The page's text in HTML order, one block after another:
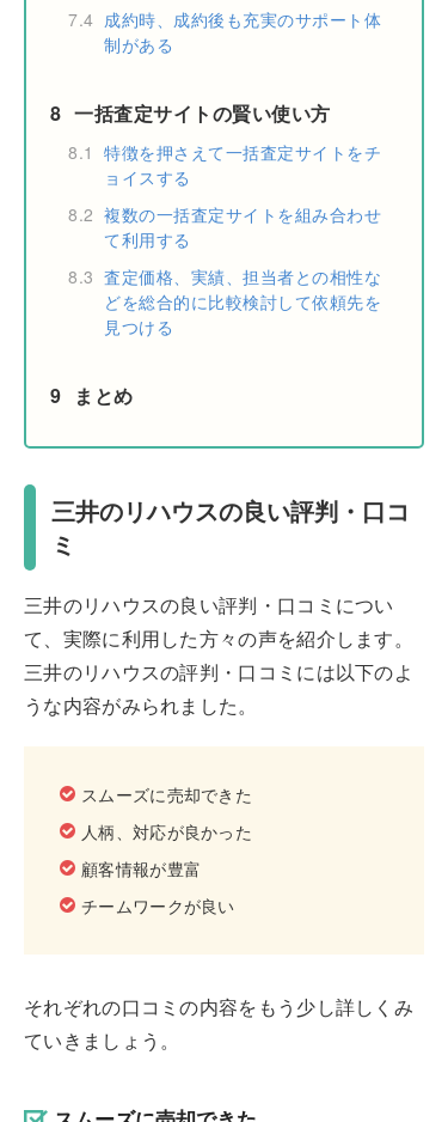
7.4 成約時、成約後も充実のサポート体
制がある
8 一括査定サイトの賢い使い方
8.1 特徴を押さえて一括査定サイトをチ
ョイスする
8.2 複数の一括査定サイトを組み合わせ
て利用する
8.3 査定価格、実績、担当者との相性な
どを総合的に比較検討して依頼先を
見つける
9 まとめ
三井のリハウスの良い評判・口コ
ミ
三井のリハウスの良い評判・口コミについ
て、実際に利用した方々の声を紹介します。
三井のリハウスの評判・口コミには以下のよ
うな内容がみられました。
スムーズに売却できた
人柄、対応が良かった
顧客情報が豊富
チームワークが良い
それぞれの口コミの内容をもう少し詳しくみ
ていきましょう。